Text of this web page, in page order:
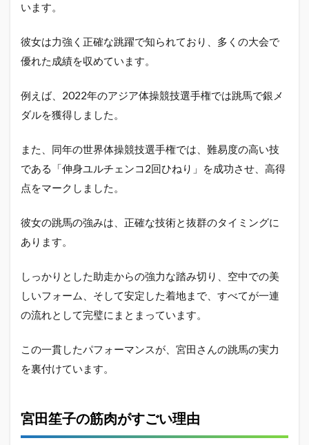
います。
彼女は力強く正確な跳躍で知られており、多くの大会で
優れた成績を収めています。
例えば、2022年のアジア体操競技選手権では跳馬で銀メ
ダルを獲得しました。
また、同年の世界体操競技選手権では、難易度の高い技
である「伸身ユルチェンコ2回ひねり」を成功させ、高得
点をマークしました。
彼女の跳馬の強みは、正確な技術と抜群のタイミングに
あります。
しっかりとした助走からの強力な踏み切り、空中での美
しいフォーム、そして安定した着地まで、すべてが一連
の流れとして完璧にまとまっています。
この一貫したパフォーマンスが、宮田さんの跳馬の実力
を裏付けています。
宮田笙子の筋肉がすごい理由